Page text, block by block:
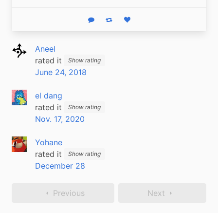
Reply Boost statusLike status
Aneel
rated it
Show rating
June 24, 2018
el dang
rated it
Show rating
Nov. 17, 2020
Yohane
rated it
Show rating
December 28
Previous Next